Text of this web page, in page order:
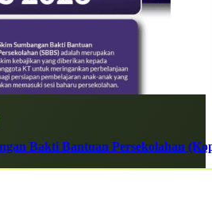
Bakti Bantuan Persekolahan